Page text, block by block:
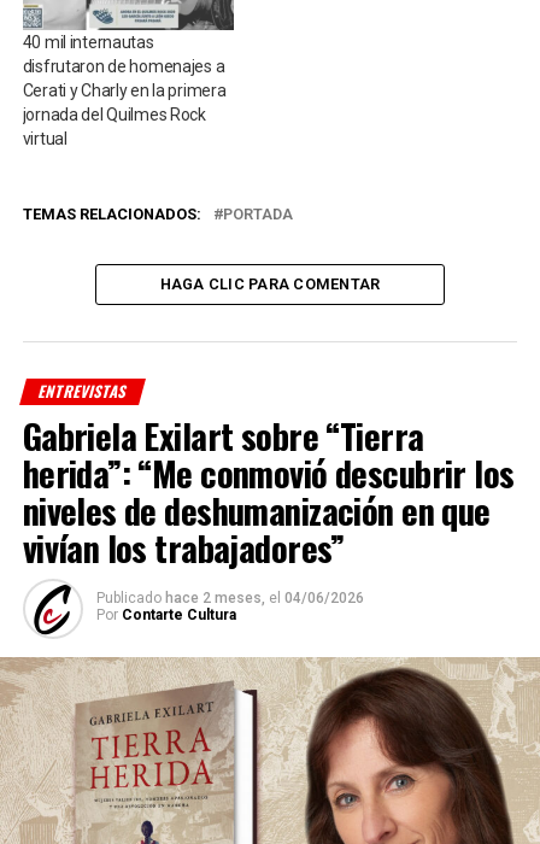
40 mil internautas
disfrutaron de homenajes a
Cerati y Charly en la primera
jornada del Quilmes Rock
virtual
TEMAS RELACIONADOS: PORTADA
HAGA CLIC PARA COMENTAR
ENTREVISTAS
Gabriela Exilart sobre “Tierra
herida”: “Me conmovió descubrir los
niveles de deshumanización en que
vivían los trabajadores”
Publicado hace 2 meses, el 04/06/2026
Por Contarte Cultura